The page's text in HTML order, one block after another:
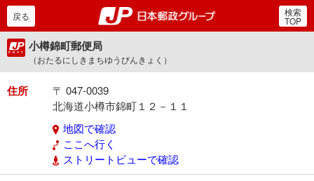
郵便局・日本郵政グルー
戻る 検索
TOP
小樽錦町郵便局
（おたるにしきまちゆうびんきょく）
住所
〒 047-0039
北海道小樽市錦町１２－１１
地図で確認
ここへ行く
ストリートビューで確認